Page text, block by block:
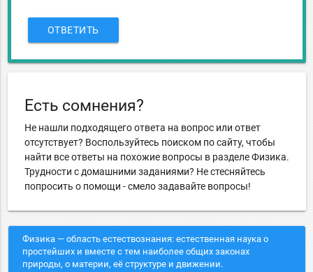
ОТВЕТИТЬ
Есть сомнения?
Не нашли подходящего ответа на вопрос или ответ
отсутствует? Воспользуйтесь поиском по сайту, чтобы
найти все ответы на похожие вопросы в разделе Физика.
Трудности с домашними заданиями? Не стесняйтесь
попросить о помощи - смело задавайте вопросы!
Физика — область естествознания: естественная наука о
простейших и вместе с тем наиболее общих законах
природы, о материи, её структуре и движении.